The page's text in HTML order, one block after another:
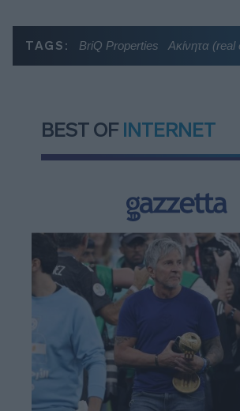
TAGS: BriQ Properties Ακίνητα (real
BEST OF INTERNET